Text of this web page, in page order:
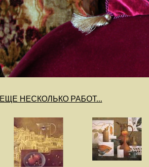
ЕЩЕ НЕСКОЛЬКО РАБОТ...